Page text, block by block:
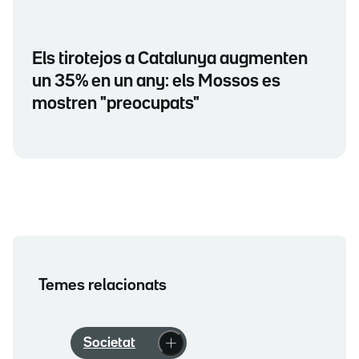
Els tirotejos a Catalunya augmenten
un 35% en un any: els Mossos es
mostren "preocupats"
Temes relacionats
Societat